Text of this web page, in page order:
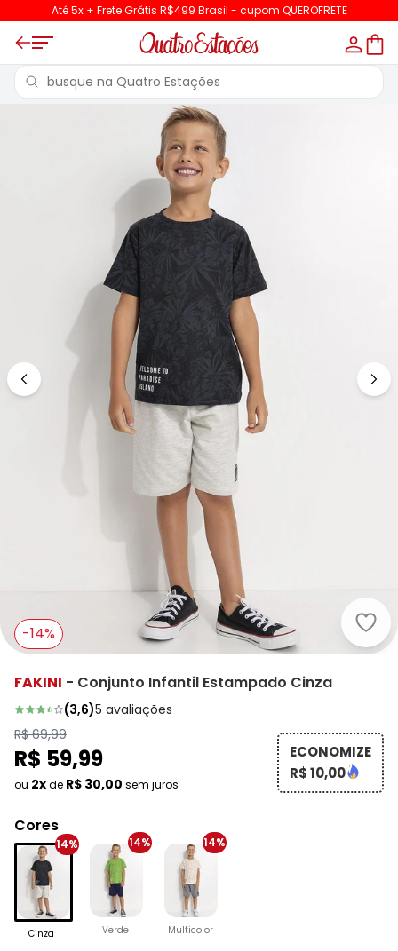
Até 5x + Frete Grátis R$499 Brasil - cupom QUEROFRETE
-14%
FAKINI - Conjunto Infantil Estampado Cinza
(3,6)5 avaliações
R$ 69,99
R$ 59,99
ou 2xde R$ 30,00 sem juros
ECONOMIZE
R$ 10,00
Cores
14%
Cinza
14%
Verde
14%
Multicolor